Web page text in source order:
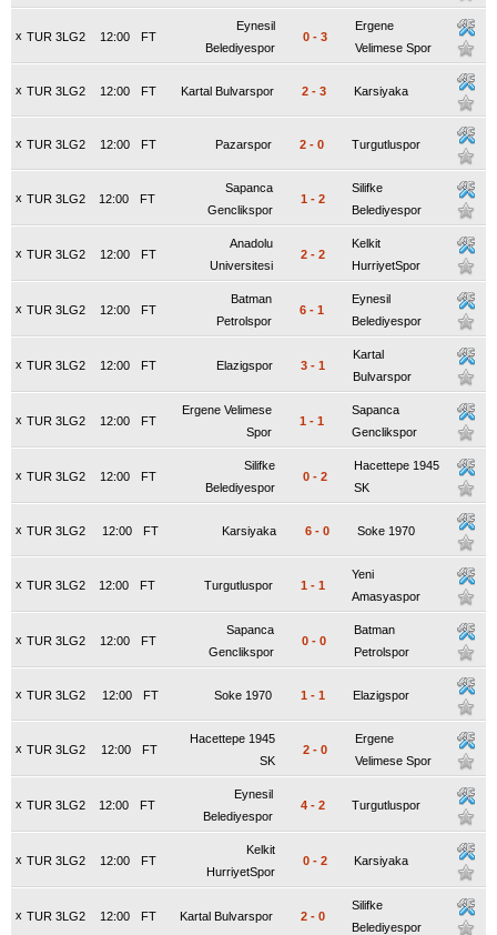
x TUR 3LG2 FT
12:00
Eynesil
Belediyespor
0 - 3
Ergene
Velimese Spor
x TUR 3LG2 FT
12:00 Kartal Bulvarspor 2 - 3 Karsiyaka
x TUR 3LG2 FT
12:00 Pazarspor 2 - 0 Turgutluspor
x TUR 3LG2 FT
12:00
Sapanca
Genclikspor
1 - 2
Silifke
Belediyespor
x TUR 3LG2 FT
12:00
Anadolu
Universitesi
2 - 2
Kelkit
HurriyetSpor
x TUR 3LG2 FT
12:00
Batman
Petrolspor
6 - 1
Eynesil
Belediyespor
x TUR 3LG2 FT
12:00 Elazigspor 3 - 1
Kartal
Bulvarspor
x TUR 3LG2 FT
12:00
Ergene Velimese
Spor
1 - 1
Sapanca
Genclikspor
x TUR 3LG2 FT
12:00
Silifke
Belediyespor
0 - 2
Hacettepe 1945
SK
x TUR 3LG2 FT
12:00 Karsiyaka 6 - 0 Soke 1970
x TUR 3LG2 FT
12:00 Turgutluspor 1 - 1
Yeni
Amasyaspor
x TUR 3LG2 FT
12:00
Sapanca
Genclikspor
0 - 0
Batman
Petrolspor
x TUR 3LG2 FT
12:00 Soke 1970 1 - 1 Elazigspor
x TUR 3LG2 FT
12:00
Hacettepe 1945
SK
2 - 0
Ergene
Velimese Spor
x TUR 3LG2 FT
12:00
Eynesil
Belediyespor
4 - 2 Turgutluspor
x TUR 3LG2 FT
12:00
Kelkit
HurriyetSpor
0 - 2 Karsiyaka
x TUR 3LG2 FT
12:00 Kartal Bulvarspor 2 - 0
Silifke
Belediyespor